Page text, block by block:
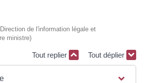
de l'information légale et
ministre)
Tout replier Tout déplier